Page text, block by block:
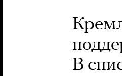
В